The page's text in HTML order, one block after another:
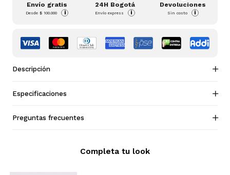
Envío gratis
Desde$ 100.000 i
24H Bogotá
Envío express i
Devoluciones
Sin costo i
Descripción
Especificaciones
Preguntas frecuentes
Completa tu look